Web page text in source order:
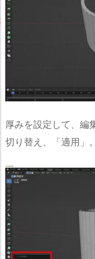
厚みを設定して、編
切り替え、「適用」。